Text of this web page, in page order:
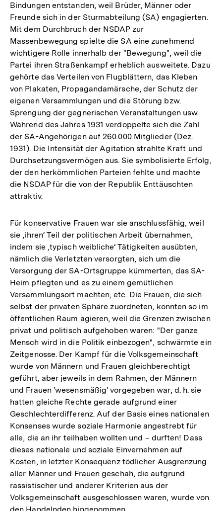
Bindungen entstanden, weil Brüder, Männer oder
Freunde sich in der Sturmabteilung (SA) engagierten.
Mit dem Durchbruch der NSDAP zur
Massenbewegung spielte die SA eine zunehmend
wichtigere Rolle innerhalb der "Bewegung", weil die
Partei ihren Straßenkampf erheblich ausweitete. Dazu
gehörte das Verteilen von Flugblättern, das Kleben
von Plakaten, Propagandamärsche, der Schutz der
eigenen Versammlungen und die Störung bzw.
Sprengung der gegnerischen Veranstaltungen usw.
Während des Jahres 1931 verdoppelte sich die Zahl
der SA-Angehörigen auf 260.000 Mitglieder (Dez.
1931). Die Intensität der Agitation strahlte Kraft und
Durchsetzungsvermögen aus. Sie symbolisierte Erfolg,
der den herkömmlichen Parteien fehlte und machte
die NSDAP für die von der Republik Enttäuschten
attraktiv.
Für konservative Frauen war sie anschlussfähig, weil
sie ‚ihren‘ Teil der politischen Arbeit übernahmen,
indem sie ‚typisch weibliche‘ Tätigkeiten ausübten,
nämlich die Verletzten versorgten, sich um die
Versorgung der SA-Ortsgruppe kümmerten, das SA-
Heim pflegten und es zu einem gemütlichen
Versammlungsort machten, etc. Die Frauen, die sich
selbst der privaten Sphäre zuordneten, konnten so im
öffentlichen Raum agieren, weil die Grenzen zwischen
privat und politisch aufgehoben waren: "Der ganze
Mensch wird in die Politik einbezogen", schwärmte ein
Zeitgenosse. Der Kampf für die Volksgemeinschaft
wurde von Männern und Frauen gleichberechtigt
geführt, aber jeweils in dem Rahmen, der Männern
und Frauen 'wesensmäßig' vorgegeben war, d. h. sie
hatten gleiche Rechte gerade aufgrund einer
Geschlechterdifferenz. Auf der Basis eines nationalen
Konsenses wurde soziale Harmonie angestrebt für
alle, die an ihr teilhaben wollten und – durften! Dass
dieses nationale und soziale Einvernehmen auf
Kosten, in letzter Konsequenz tödlicher Ausgrenzung
aller Männer und Frauen geschah, die aufgrund
rassistischer und anderer Kriterien aus der
Volksgemeinschaft ausgeschlossen waren, wurde von